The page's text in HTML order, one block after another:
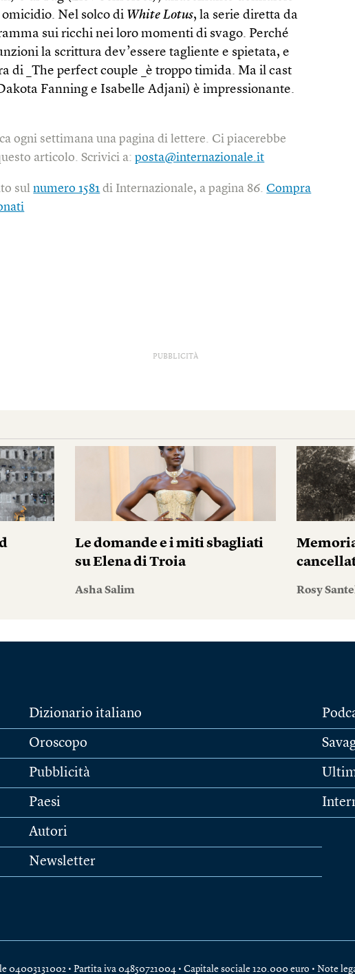
Nel solco di White Lotus, la serie diretta da
sui ricchi nei loro momenti di svago. Perché
la scrittura dev’essere tagliente e spietata, e
di _The perfect couple _è troppo timida. Ma il cast
Fanning e Isabelle Adjani) è impressionante.
ogni settimana una pagina di lettere. Ci piacerebbe
articolo. Scrivici a:posta@internazionale.it
sulnumero 1581 di Internazionale, a pagina 86.Compra
PUBBLICITÀ
Le domande e i miti sbagliati
su Elena di Troia
Asha Salim Rosy
Dizionario italiano
Oroscopo
Pubblicità
Paesi
Autori
Newsletter
• Partita iva 04850721004 • Capitale sociale 120.000 euro • Note